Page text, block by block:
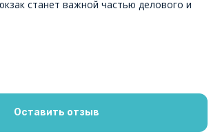
станет важной частью делового и
Оставить отзыв